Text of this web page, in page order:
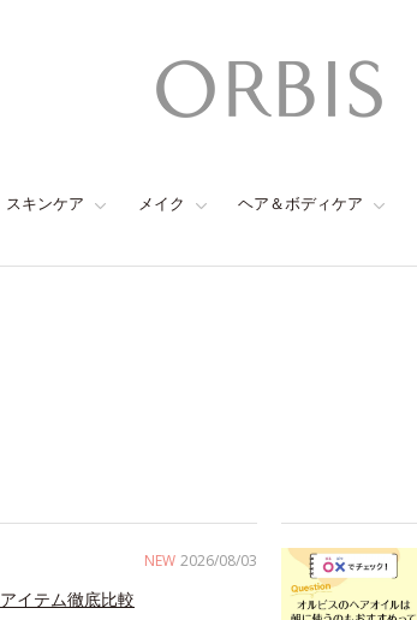
スキンケア メイク ヘア＆ボディケア
NEW 2026/08/03
イテム徹底比較